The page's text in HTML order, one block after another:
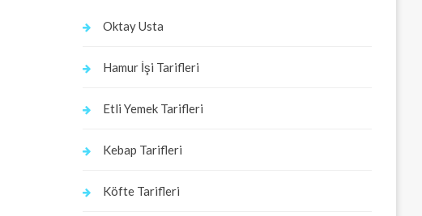
Oktay Usta
Hamur İşi Tarifleri
Etli Yemek Tarifleri
Kebap Tarifleri
Köfte Tarifleri